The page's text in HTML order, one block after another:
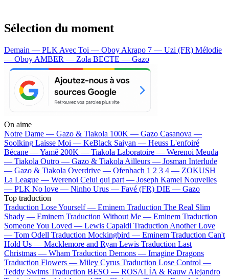
Sélection du moment
Demain — PLK Avec Toi — Oboy Akrapo 7 — Uzi (FR) Mélodie
— Oboy AMBER — Zola BECTE — Gazo
On aime
Notre Dame — Gazo & Tiakola 100K — Gazo Casanova —
Soolking Laisse Moi — KeBlack Saiyan — Heuss L'enfoiré
Bécane —Yamê 200K — Tiakola Laboratoire — Werenoi Meuda
— Tiakola Outro — Gazo & Tiakola Ailleurs — Josman Interlude
— Gazo & Tiakola Overdrive — Ofenbach 1 2 3 4 — ZOKUSH
La League — Werenoi Celui qui part — Joseph Kamel Nouvelles
— PLK No love — Ninho Urus — Favé (FR) DIE — Gazo
Top traduction
Traduction Lose Yourself — Eminem Traduction The Real Slim
Shady — Eminem Traduction Without Me — Eminem Traduction
Someone You Loved — Lewis Capaldi Traduction Another Love
— Tom Odell Traduction Mockingbird — Eminem Traduction Can't
Hold Us — Macklemore and Ryan Lewis Traduction Last
Christmas — Wham Traduction Demons — Imagine Dragons
Traduction Flowers — Miley Cyrus Traduction Lose Control —
Teddy Swims Traduction BESO — ROSALÍA & Rauw Alejandro